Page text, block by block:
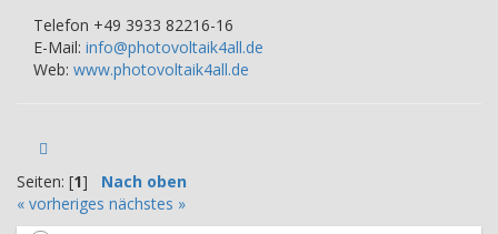
Telefon +49 3933 82216-16
E-Mail: info@photovoltaik4all.de
Web: www.photovoltaik4all.de
Seiten: [1] Nach oben
« vorheriges nächstes »